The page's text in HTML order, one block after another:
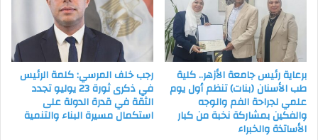
برعاية رئيس جامعة الأزهر.. كلية
طب الأسنان (بنات) تنظم أول يوم
علمي لجراحة الفم والوجه
والفكين بمشاركة نخبة من كبار
الأساتذة والخبراء
رجب خلف المرسي: كلمة الرئيس
في ذكرى ثورة 23 يوليو تجدد
الثقة في قدرة الدولة على
استكمال مسيرة البناء والتنمية